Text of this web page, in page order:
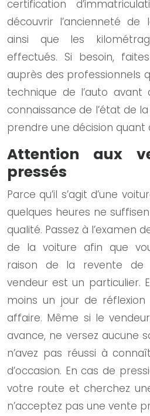
certification
découvrir l’ancienneté de
ainsi que les
effectués. Si besoin,
auprès des professionnels
technique de l’auto avant
connaissance de l’état de
prendre une décision quant
Attention aux
pressés
Parce qu’il s’agit d’une
quelques heures ne
qualité. Passez à l’examen
de la voiture afin que
raison de la revente de
vendeur est un particulier.
moins un jour de
affaire. Même si le
avance, ne versez aucune
n’avez pas réussi à
d’occasion. En cas de
votre route et cherchez
n’acceptez pas une vente